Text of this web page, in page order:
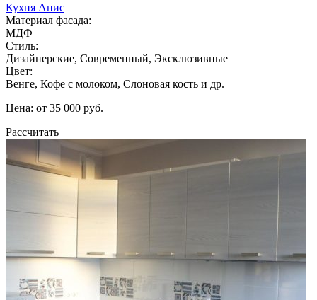
Кухня Анис
Материал фасада:
МДФ
Стиль:
Дизайнерские, Современный, Эксклюзивные
Цвет:
Венге, Кофе с молоком, Слоновая кость и др.
Цена: от 35 000 руб.
Рассчитать